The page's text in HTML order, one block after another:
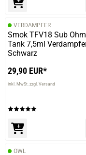
VERDAMPFER
Smok TFV18 Sub Ohm
Tank 7,5ml
Schwarz
29,90 EUR*
inkl. MwSt. zzgl. Versand
OWL